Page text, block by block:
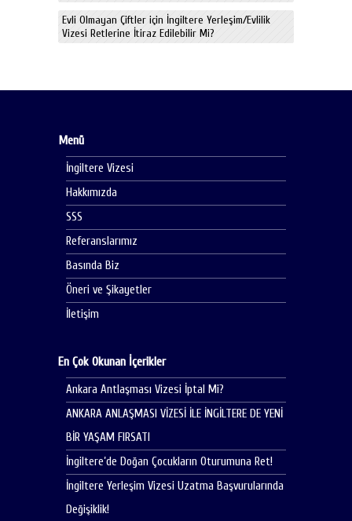
Evli Olmayan Çiftler için İngiltere Yerleşim/Evlilik
Vizesi Retlerine İtiraz Edilebilir Mi?
Menü
İngiltere Vizesi
Hakkımızda
SSS
Referanslarımız
Basında Biz
Öneri ve Şikayetler
İletişim
En Çok Okunan İçerikler
Ankara Antlaşması Vizesi İptal Mi?
ANKARA ANLAŞMASI VİZESİ İLE İNGİLTERE DE YENİ
BİR YAŞAM FIRSATI
İngiltere’de Doğan Çocukların Oturumuna Ret!
İngiltere Yerleşim Vizesi Uzatma Başvurularında
Değişiklik!